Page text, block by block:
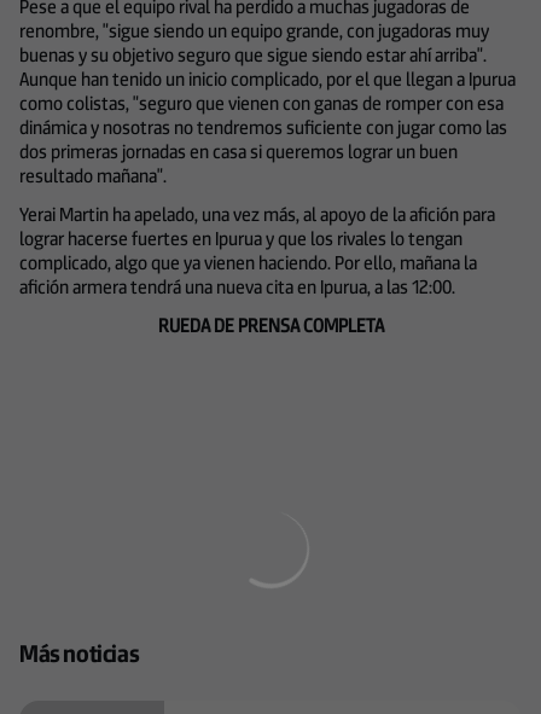
Pese a que el equipo rival ha perdido a muchas jugadoras de
renombre, "sigue siendo un equipo grande, con jugadoras muy
buenas y su objetivo seguro que sigue siendo estar ahí arriba".
Aunque han tenido un inicio complicado, por el que llegan a Ipurua
como colistas, "seguro que vienen con ganas de romper con esa
dinámica y nosotras no tendremos suficiente con jugar como las
dos primeras jornadas en casa si queremos lograr un buen
resultado mañana".
Yerai Martin ha apelado, una vez más, al apoyo de la afición para
lograr hacerse fuertes en Ipurua y que los rivales lo tengan
complicado, algo que ya vienen haciendo. Por ello, mañana la
afición armera tendrá una nueva cita en Ipurua, a las 12:00.
RUEDA DE PRENSA COMPLETA
Más noticias